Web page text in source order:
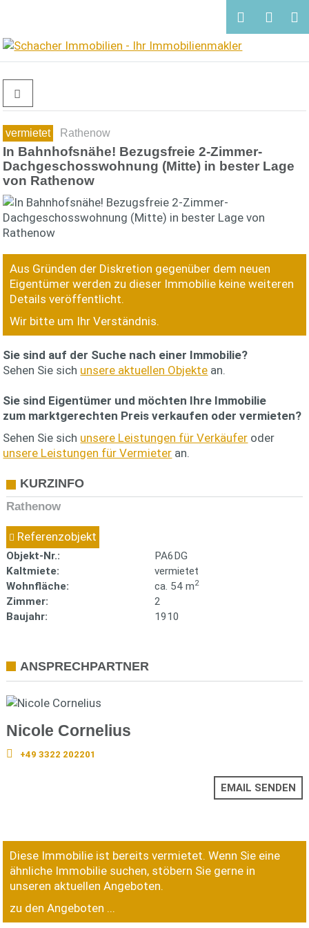
vermietet Rathenow
In Bahnhofsnähe! Bezugsfreie 2-Zimmer-
Dachgeschosswohnung (Mitte) in bester Lage
von Rathenow
Aus Gründen der Diskretion gegenüber dem neuen
Eigentümer werden zu dieser Immobilie keine weiteren
Details veröffentlicht.
Wir bitte um Ihr Verständnis.
Sie sind auf der Suche nach einer Immobilie?
Sehen Sie sich unsere aktuellen Objekte an.
Sie sind Eigentümer und möchten Ihre Immobilie
zum marktgerechten Preis verkaufen oder vermieten?
Sehen Sie sich unsere Leistungen für Verkäufer oder
unsere Leistungen für Vermieter an.
KURZINFO
Rathenow
Referenzobjekt
Objekt-Nr.:
PA6DG
Kaltmiete:
vermietet
Wohnfläche:
ca. 54 m2
Zimmer:
2
Baujahr:
1910
ANSPRECHPARTNER
Nicole Cornelius
+49 3322 202201
EMAIL SENDEN
Diese Immobilie ist bereits vermietet. Wenn Sie eine
ähnliche Immobilie suchen, stöbern Sie gerne in
unseren aktuellen Angeboten.
zu den Angeboten ...